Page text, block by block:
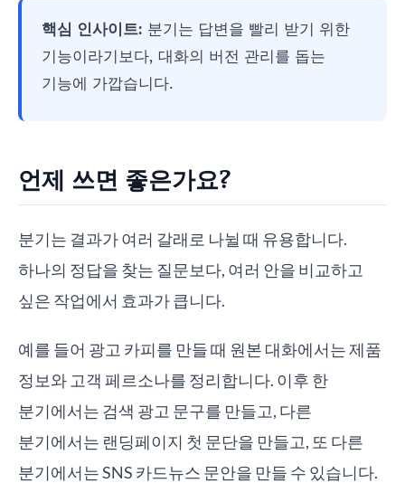
핵심 인사이트: 분기는 답변을 빨리 받기 위한
기능이라기보다, 대화의 버전 관리를 돕는
기능에 가깝습니다.
언제 쓰면 좋은가요?
분기는 결과가 여러 갈래로 나뉠 때 유용합니다.
하나의 정답을 찾는 질문보다, 여러 안을 비교하고
싶은 작업에서 효과가 큽니다.
예를 들어 광고 카피를 만들 때 원본 대화에서는 제품
정보와 고객 페르소나를 정리합니다. 이후 한
분기에서는 검색 광고 문구를 만들고, 다른
분기에서는 랜딩페이지 첫 문단을 만들고, 또 다른
분기에서는 SNS 카드뉴스 문안을 만들 수 있습니다.